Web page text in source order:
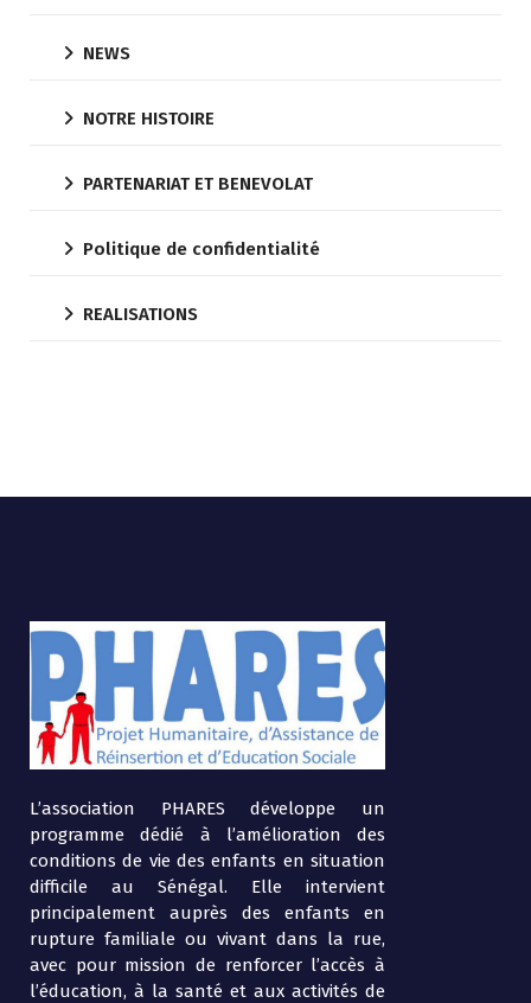
NEWS
NOTRE HISTOIRE
PARTENARIAT ET BENEVOLAT
Politique de confidentialité
REALISATIONS
L’association PHARES développe un
programme dédié à l’amélioration des
conditions de vie des enfants en situation
difficile au Sénégal. Elle intervient
principalement auprès des enfants en
rupture familiale ou vivant dans la rue,
avec pour mission de renforcer l’accès à
l’éducation, à la santé et aux activités de